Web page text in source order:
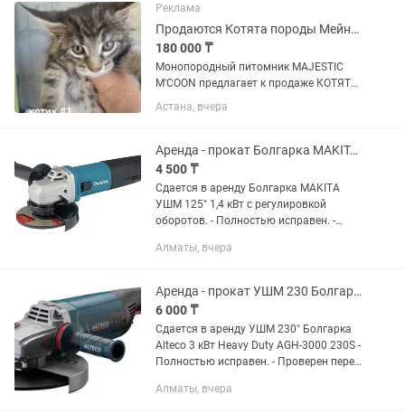
100на400, 130тыс Круглый стол...
Реклама
Продаются Котята породы Мейн-Кун
180 000 ₸
Монопородный питомник MAJESTIC
M'COON предлагает к продаже КОТЯТ
породы Мейн-Кун. Шоу класса В редких,
дорогих, востребованных окрасах :
ДЫМНЫЙ Возраст 2.5, мес. 3.5 мес ...
Астана, вчера
Аренда - прокат Болгарка MAKITA 125 УШМ с рег. об.
4 500 ₸
Сдается в аренду Болгарка MAKITA
УШМ 125" 1,4 кВт с регулировкой
оборотов. - Полностью исправен. -
Чистый и готов к работе. В комплект
Алматы, вчера
Аренда - прокат УШМ 230 Болгарки 3 Квт Alteco
6 000 ₸
Сдается в аренду УШМ 230" Болгарка
Alteco 3 кВт Heavy Duty AGH-3000 230S -
Полностью исправен. - Проверен перед
работе. В комплект входит: -
Алматы, вчера